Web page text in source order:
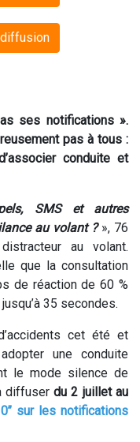
ses notifications ».
pas à tous :
conduite et
SMS et autres
au volant ?», 76
au volant.
que la consultation
de réaction de 60 %
35 secondes.
cet été et
une conduite
le mode silence de
diffuserdu 2 juillet au
sur les notifications